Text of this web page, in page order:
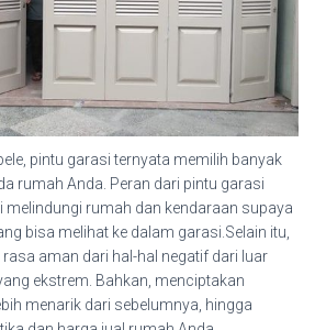
pintu garasi ternyata memilih banyak
rumah Anda. Peran dari pintu garasi
melindungi rumah dan kendaraan supaya
bisa melihat ke dalam garasi.Selain itu,
aman dari hal-hal negatif dari luar
ekstrem. Bahkan, menciptakan
menarik dari sebelumnya, hingga